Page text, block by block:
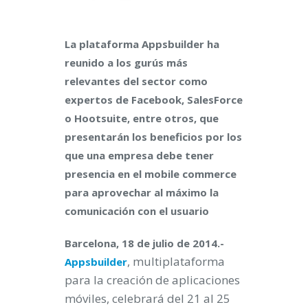
La plataforma Appsbuilder ha
reunido a los gurús más
relevantes del sector como
expertos de Facebook, SalesForce
o Hootsuite, entre otros, que
presentarán los beneficios por los
que una empresa debe tener
presencia en el mobile commerce
para aprovechar al máximo la
comunicación con el usuario
Barcelona, 18 de julio de 2014.-
Appsbuilder, multiplataforma
para la creación de aplicaciones
móviles, celebrará del 21 al 25